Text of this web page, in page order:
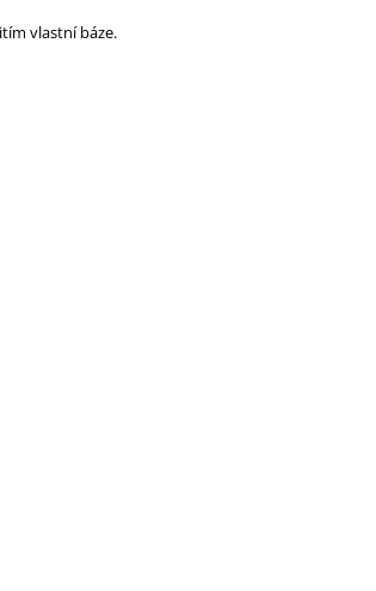
vlastní báze.